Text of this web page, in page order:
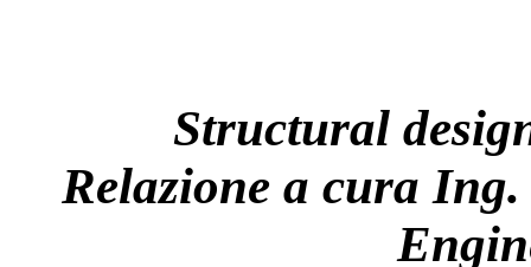
Structural
Relazione a cura